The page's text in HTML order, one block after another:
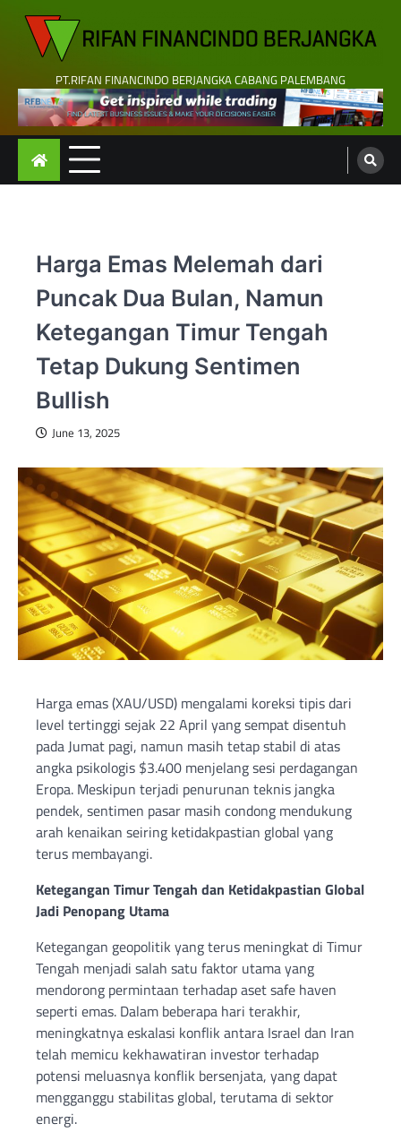
content
PT.RIFAN FINANCINDO BERJANGKA CABANG PALEMBANG
Harga Emas Melemah dari
Puncak Dua Bulan, Namun
Ketegangan Timur Tengah
Tetap Dukung Sentimen
Bullish
June 13, 2025
Harga emas (XAU/USD) mengalami koreksi tipis dari
level tertinggi sejak 22 April yang sempat disentuh
pada Jumat pagi, namun masih tetap stabil di atas
angka psikologis $3.400 menjelang sesi perdagangan
Eropa. Meskipun terjadi penurunan teknis jangka
pendek, sentimen pasar masih condong mendukung
arah kenaikan seiring ketidakpastian global yang
terus membayangi.
Ketegangan Timur Tengah dan Ketidakpastian Global
Jadi Penopang Utama
Ketegangan geopolitik yang terus meningkat di Timur
Tengah menjadi salah satu faktor utama yang
mendorong permintaan terhadap aset safe haven
seperti emas. Dalam beberapa hari terakhir,
meningkatnya eskalasi konflik antara Israel dan Iran
telah memicu kekhawatiran investor terhadap
potensi meluasnya konflik bersenjata, yang dapat
mengganggu stabilitas global, terutama di sektor
energi.